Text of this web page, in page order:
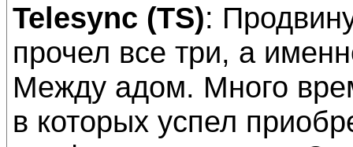
Telesync (TS):
прочел все три, а
Между адом. Много
в которых успел